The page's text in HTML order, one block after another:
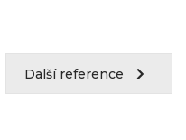
Další reference